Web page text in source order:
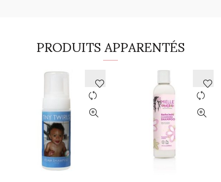
PRODUITS APPARENTÉS